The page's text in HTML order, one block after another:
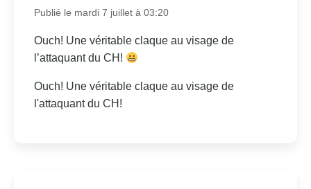
Publié le mardi 7 juillet à 03:20
Ouch! Une véritable claque au visage de
l’attaquant du CH!
Ouch! Une véritable claque au visage de
l'attaquant du CH!